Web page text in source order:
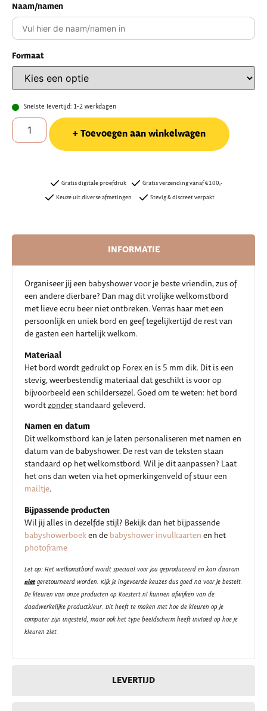
Naam/namen
Formaat
Snelste levertijd: 1-2 werkdagen
Toevoegen aan winkelwagen
Gratis digitale proefdruk
Keuze uit diverse afmetingen
Gratis verzending vanaf €100,-
Stevig & discreet verpakt
INFORMATIE
LEVERTIJD
Organiseer jij een babyshower voor je beste vriendin, zus of
een andere dierbare? Dan mag dit vrolijke welkomstbord
met lieve ecru beer niet ontbreken. Verras haar met een
persoonlijk en uniek bord en geef tegelijkertijd de rest van
de gasten een hartelijk welkom.
Materiaal
Het bord wordt gedrukt op Forex en is 5 mm dik. Dit is een
stevig, weerbestendig materiaal dat geschikt is voor op
bijvoorbeeld een schildersezel. Goed om te weten: het bord
wordtzonderstandaard geleverd.
Namen en datum
Dit welkomstbord kan je laten personaliseren met namen en
datum van de babyshower. De rest van de teksten staan
standaard op het welkomstbord. Wil je dit aanpassen? Laat
het ons dan weten via het opmerkingenveld of stuur een
mailtje.
Bijpassende producten
Wil jij alles in dezelfde stijl? Bekijk dan het bijpassende
babyshowerboeken de babyshower invulkaarten en het
photoframe
Let op: Het welkomstbord wordt speciaal voor jou geproduceerd en kan daarom
nietgeretourneerd worden. Kijk je ingevoerde keuzes dus goed na voor je bestelt.
De kleuren van onze producten op Koestert.nl kunnen afwijken van de
daadwerkelijke productkleur. Dit heeft te maken met hoe de kleuren op je
computer zijn ingesteld, maar ook het type beeldscherm heeft invloed op hoe je
kleuren ziet.